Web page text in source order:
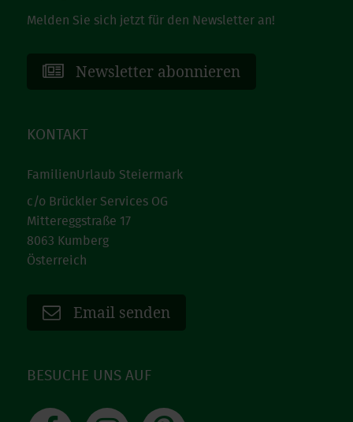
Melden Sie sich jetzt für den Newsletter an!
Newsletter abonnieren
KONTAKT
FamilienUrlaub Steiermark
c/o Brückler Services OG
Mittereggstraße 17
8063 Kumberg
Österreich
Email senden
BESUCHE UNS AUF